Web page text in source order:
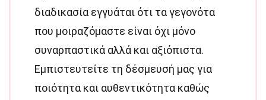
διαδικασία εγγυάται ότι τα γεγονότα
που μοιραζόμαστε είναι όχι μόνο
συναρπαστικά αλλά και αξιόπιστα.
Εμπιστευτείτε τη δέσμευσή μας για
ποιότητα και αυθεντικότητα καθώς